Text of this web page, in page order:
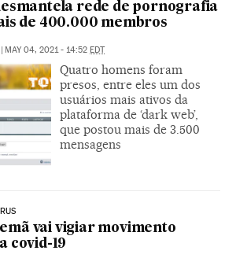
rede de pornografia
de 400.000 membros
MAY 04, 2021 - 14:52 EDT
Quatro homens foram
presos, entre eles um dos
usuários mais ativos da
plataforma de ‘dark web’,
que postou mais de 3.500
mensagens
vai vigiar movimento
covid-19